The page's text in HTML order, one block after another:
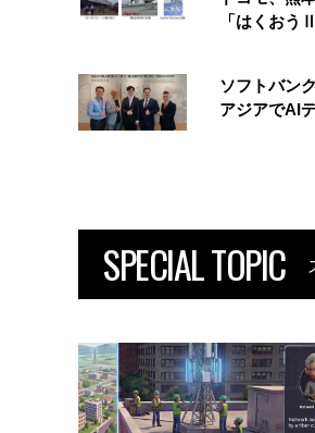
「はくおう
ソフトバン
アジアでAI
SPECIAL TOPIC